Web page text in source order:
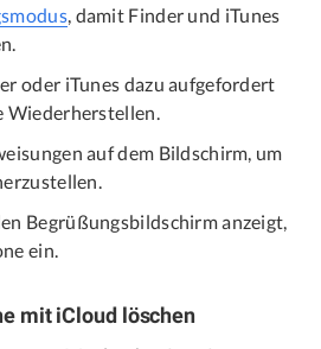
, damit Finder und iTunes
oder iTunes dazu aufgefordert
Wiederherstellen.
auf dem Bildschirm, um
Begrüßungsbildschirm anzeigt,
ein.
mit iCloud löschen